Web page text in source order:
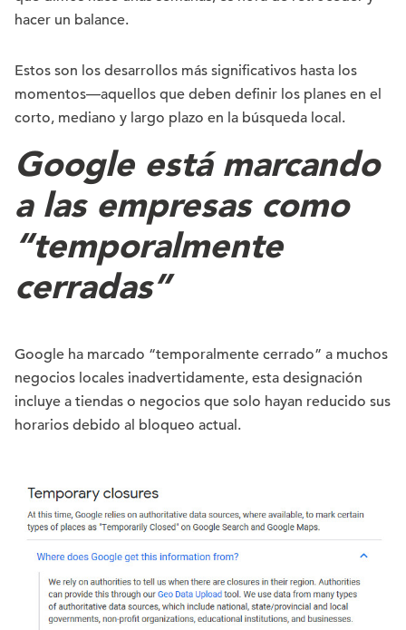
hacer un balance.
Estos son los desarrollos más significativos hasta los
momentos—aquellos que deben definir los planes en el
corto, mediano y largo plazo en la búsqueda local.
Google está marcando
a las empresas como
“temporalmente
cerradas”
Google ha marcado “temporalmente cerrado” a muchos
negocios locales inadvertidamente, esta designación
incluye a tiendas o negocios que solo hayan reducido sus
horarios debido al bloqueo actual.